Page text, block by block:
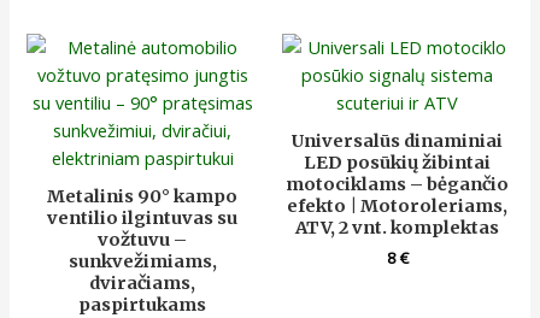
Metalinis 90° kampo
ventilio ilgintuvas su
vožtuvu –
sunkvežimiams,
dviračiams,
paspirtukams
Universalūs dinaminiai
LED posūkių žibintai
motociklams – bėgančio
efekto | Motoroleriams,
ATV, 2 vnt. komplektas
8€